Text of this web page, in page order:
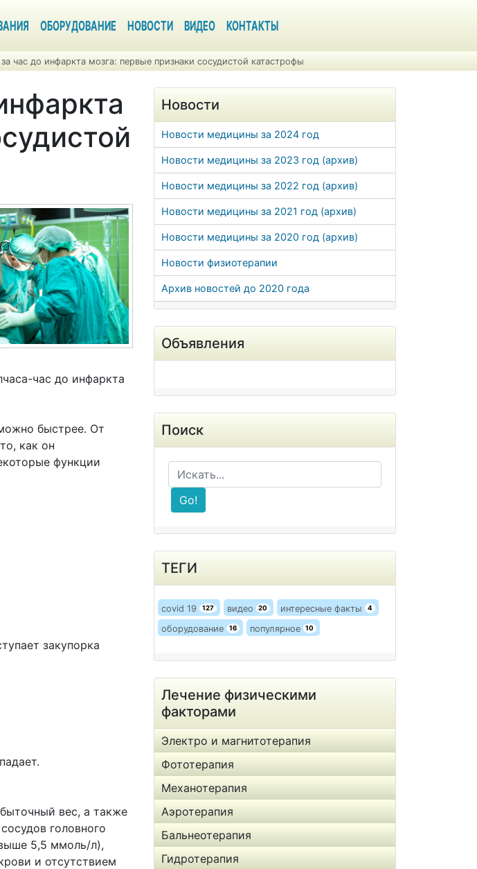
ОБОРУДОВАНИЕ НОВОСТИ ВИДЕО КОНТАКТЫ
час до инфаркта мозга: первые признаки сосудистой катастрофы
час до инфаркта
быстрее. От
как он
функции
закупорка
вес, а также
головного
5,5 ммоль/л),
и отсутствием
Новости
Новости медицины за 2024 год
Новости медицины за 2023 год (архив)
Новости медицины за 2022 год (архив)
Новости медицины за 2021 год (архив)
Новости медицины за 2020 год (архив)
Новости физиотерапии
Архив новостей до 2020 года
Объявления
Поиск
Go!
ТЕГИ
covid 19 127 видео 20 интересные факты 4
оборудование 16 популярное 10
Лечение физическими
факторами
Электро и магнитотерапия
Фототерапия
Механотерапия
Аэротерапия
Бальнеотерапия
Гидротерапия